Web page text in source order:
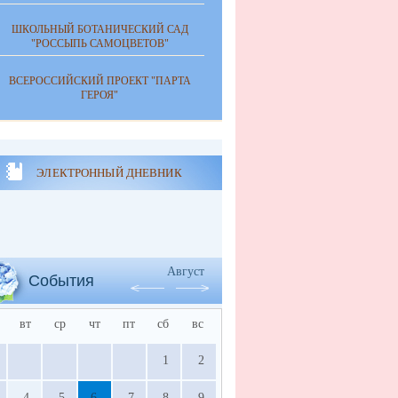
ШКОЛЬНЫЙ БОТАНИЧЕСКИЙ САД
"РОССЫПЬ САМОЦВЕТОВ"
ВСЕРОССИЙСКИЙ ПРОЕКТ "ПАРТА
ГЕРОЯ"
ЭЛЕКТРОННЫЙ ДНЕВНИК
События
Август
вт ср чт пт сб вс
1 2